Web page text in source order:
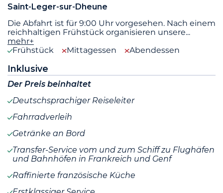
Saint-Leger-sur-Dheune
Die Abfahrt ist für 9:00 Uhr vorgesehen. Nach einem
reichhaltigen Frühstück organisieren unsere...
mehr+
Frühstück
Mittagessen Abendessen
Inklusive
Der Preis beinhaltet
Deutschsprachiger Reiseleiter
Fahrradverleih
Getränke an Bord
Transfer-Service vom und zum Schiff zu Flughäfen
und Bahnhöfen in Frankreich und Genf
Raffinierte französische Küche